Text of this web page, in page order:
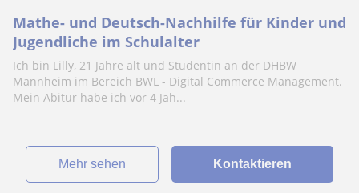
Mathe- und Deutsch-Nachhilfe für Kinder und
Jugendliche im Schulalter
Ich bin Lilly, 21 Jahre alt und Studentin an der DHBW
Mannheim im Bereich BWL - Digital Commerce Management.
Mein Abitur habe ich vor 4 Jah...
Mehr sehen Kontaktieren